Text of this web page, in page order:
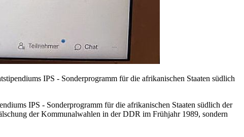
IPS - Sonderprogramm für die afrikanischen Staaten südlich
IPS - Sonderprogramm für die afrikanischen Staaten südlich der
der Kommunalwahlen in der DDR im Frühjahr 1989, sondern